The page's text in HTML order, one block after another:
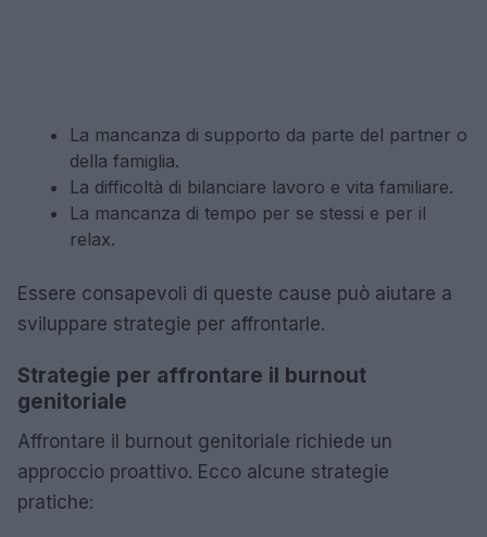
La mancanza di supporto da parte del partner o
della famiglia.
La difficoltà di bilanciare lavoro e vita familiare.
La mancanza di tempo per se stessi e per il
relax.
Essere consapevoli di queste cause può aiutare a
sviluppare strategie per affrontarle.
Strategie per affrontare il burnout
genitoriale
Affrontare il burnout genitoriale richiede un
approccio proattivo. Ecco alcune strategie
pratiche: